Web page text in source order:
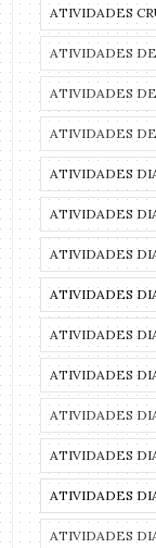
ATIVIDADES
ATIVIDADES
ATIVIDADES
ATIVIDADES
ATIVIDADES
ATIVIDADES
ATIVIDADES
ATIVIDADES
ATIVIDADES
ATIVIDADES
ATIVIDADES
ATIVIDADES
ATIVIDADES
ATIVIDADES